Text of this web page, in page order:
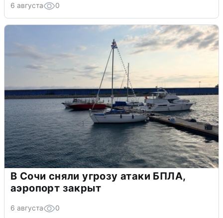
6 августа 0
В Сочи сняли угрозу атаки БПЛА,
аэропорт закрыт
6 августа 0